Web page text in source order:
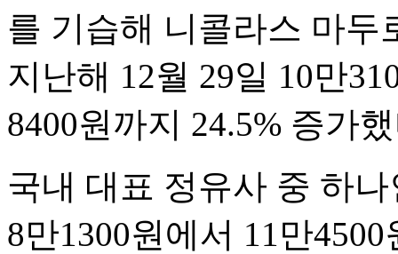
를 기습해 니콜라스 마두
지난해 12월 29일 10만
8400원까지 24.5% 증가
국내 대표 정유사 중 하
8만1300원에서 11만